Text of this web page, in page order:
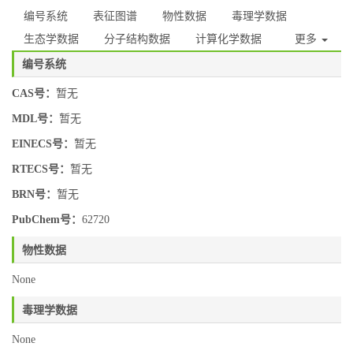
编号系统 表征图谱 物性数据
毒理学数据
生态学数据
分子结构数据 计算化学数据 更多
编号系统
CAS号： 暂无
MDL号： 暂无
EINECS号： 暂无
RTECS号： 暂无
BRN号： 暂无
PubChem号： 62720
物性数据
None
毒理学数据
None